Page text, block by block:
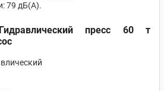
79 дБ(А).
пресс 60 т